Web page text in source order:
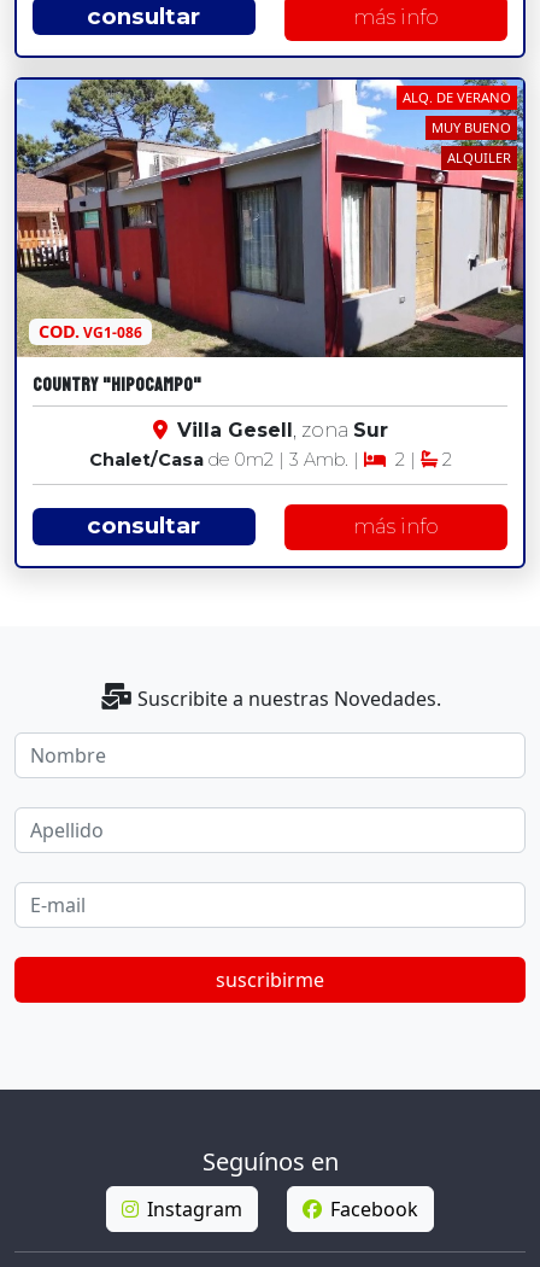
consultar más info
COD.VG1-086
ALQ. DE VERANO
MUY BUENO
ALQUILER
COUNTRY "HIPOCAMPO"
Villa Gesell, zona Sur
Chalet/Casade 0m2| 3 Amb. | 2 | 2
consultar más info
Suscribite a nuestras Novedades.
Nombre
Apellido
E-mail
suscribirme
Seguínos en
Instagram Facebook